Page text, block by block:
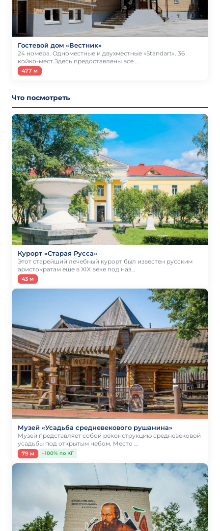
Гостевой дом «Вестник»
24 номера. Одноместные и двухместные «Standart». 36
койко-мест.Здесь предоставлены все …
477 м
Что посмотреть
Курорт «Старая Русса»
Этот старейший лечебный курорт был известен русским
аристократам еще в XIX веке под наз…
43 м
Музей «Усадьба средневекового рушанина»
Музей представляет собой реконструкцию средневековой
усадьбы под открытым небом. Место …
79 м −100% по КГ